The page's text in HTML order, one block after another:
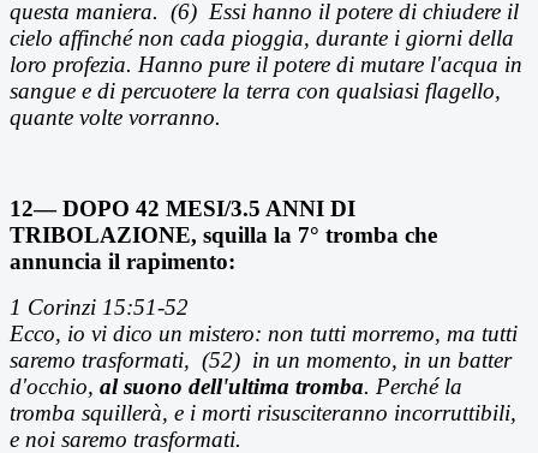
questa maniera. (6) Essi hanno il potere di chiudere il
cielo affinché non cada pioggia, durante i giorni della
loro profezia. Hanno pure il potere di mutare l'acqua in
sangue e di percuotere la terra con qualsiasi flagello,
quante volte vorranno.
12— DOPO 42 MESI/3.5 ANNI DI
TRIBOLAZIONE, squilla la 7° tromba che
annuncia il rapimento:
1 Corinzi 15:51-52
Ecco, io vi dico un mistero: non tutti morremo, ma tutti
saremo trasformati, (52) in un momento, in un batter
d'occhio, al suono dell'ultima tromba. Perché la
tromba squillerà, e i morti risusciteranno incorruttibili,
e noi saremo trasformati.